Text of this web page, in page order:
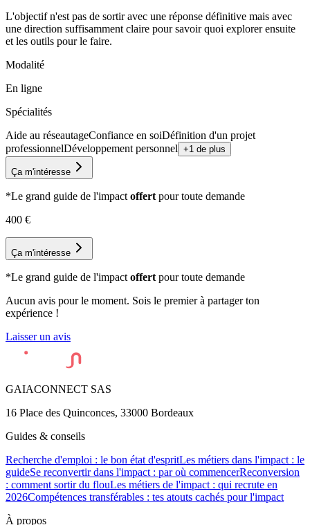
L'objectif n'est pas de sortir avec une réponse définitive mais avec
une direction suffisamment claire pour savoir quoi explorer ensuite
et les outils pour le faire.
Modalité
En ligne
Spécialités
Aide au réseautageConfiance en soiDéfinition d'un projet
professionnelDéveloppement personnel +1 de plus
Ça m'intéresse
*Le grand guide de l'impact offert pour toute demande
400 €
Ça m'intéresse
*Le grand guide de l'impact offert pour toute demande
Aucun avis pour le moment. Sois le premier à partager ton
expérience !
Laisser un avis
GAIACONNECT SAS
16 Place des Quinconces, 33000 Bordeaux
Guides & conseils
Recherche d'emploi : le bon état d'espritLes métiers dans l'impact : le
guideSe reconvertir dans l'impact : par où commencerReconversion
: comment sortir du flouLes métiers de l'impact : qui recrute en
2026Compétences transférables : tes atouts cachés pour l'impact
À propos